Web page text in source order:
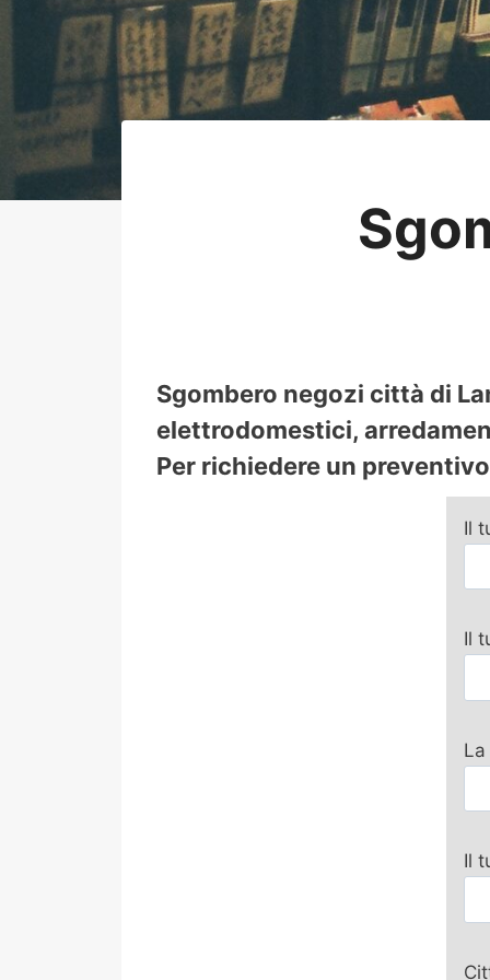
Sgombero negozi città di
elettrodomestici,
Per richiedere un
Il
Il
Il